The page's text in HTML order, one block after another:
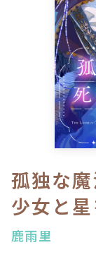
孤独な
少女と
鹿雨里